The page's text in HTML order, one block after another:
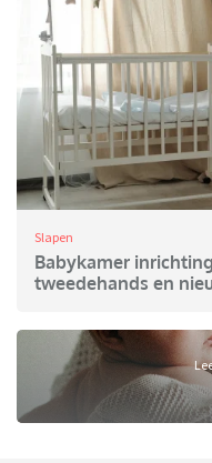
Slapen
Babykamer
tweedehands en